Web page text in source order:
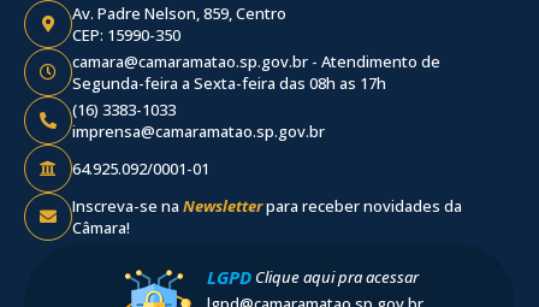
Av. Padre Nelson, 859, Centro
CEP: 15990-350
(16) 3383-1033
imprensa@camaramatao.sp.gov.br
camara@camaramatao.sp.gov.br - Atendimento de
Segunda-feira a Sexta-feira das 08h as 17h
64.925.092/0001-01
Inscreva-se na Newsletterpara receber novidades da
Câmara!
LGPD Clique aqui pra acessar